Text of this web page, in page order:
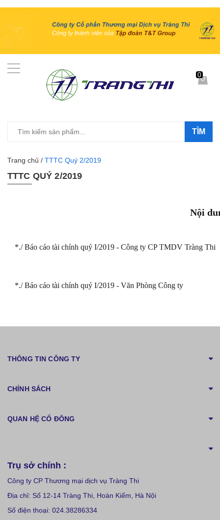
TÌM
0
Trang chủ / TTTC Quý 2/2019
TTTC QUÝ 2/2019
Nội
*./ Báo cáo tài chính quý I/2019 - Công ty CP TMDV Tràng Thi
*./ Báo cáo tài chính quý I/2019 - Văn Phòng Công ty
THÔNG TIN CÔNG TY
CHÍNH SÁCH
QUAN HỆ CỔ ĐÔNG
Trụ sở chính :
Công ty CP Thương mại dịch vụ Tràng Thi
Địa chỉ: Số 12-14 Tràng Thi, Hoàn Kiếm, Hà Nội
Số điện thoại: 024.38286334